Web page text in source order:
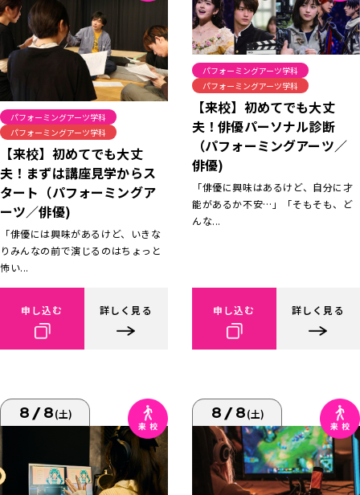
パフォーミングアーツ学科
パフォーミングアーツ学科
【来校】初めてでも大丈
夫！まずは講座見学からス
タート（パフォーミングア
ーツ／俳優)
「俳優には興味があるけど、いきな
りみんなの前で演じるのはちょっと
怖い...
申し込む 詳しく見る
パフォーミングアーツ学科
パフォーミングアーツ学科
【来校】初めてでも大丈
夫！俳優パーソナル診断
（パフォーミングアーツ／
俳優)
「俳優に興味はあるけど、自分に才
能があるか不安…」「そもそも、ど
んな...
申し込む 詳しく見る
8/8(土) 8/8(土)